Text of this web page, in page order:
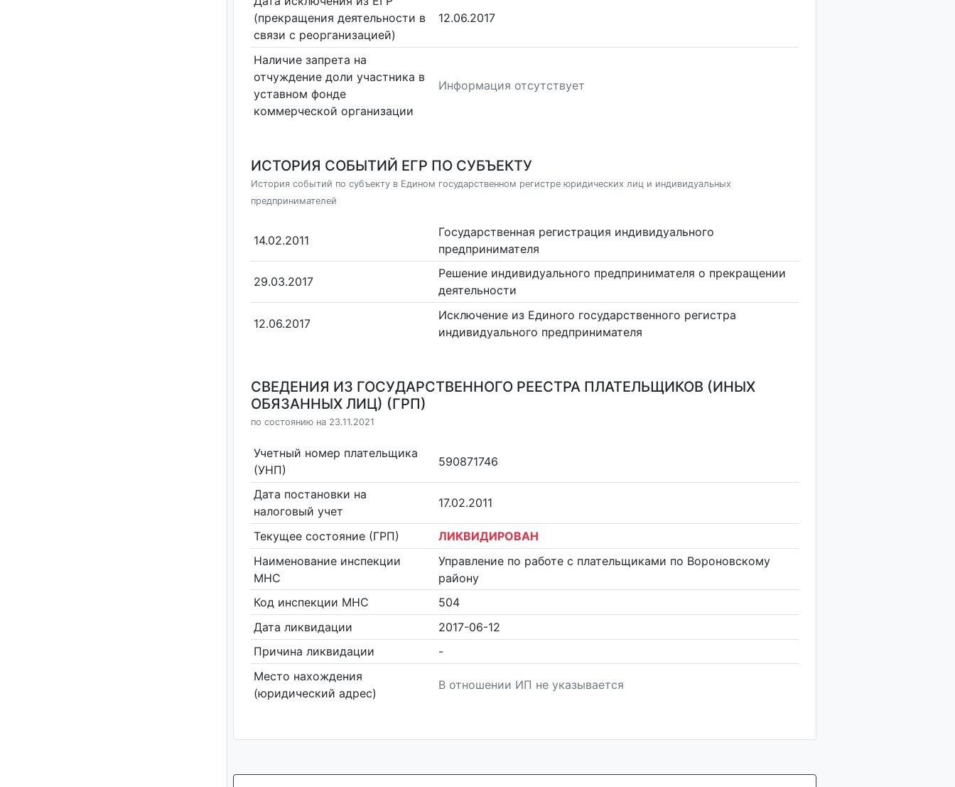
(прекращения деятельности в
связи с реорганизацией)
12.06.2017
Наличие запрета на
отчуждение доли участника в
уставном фонде
коммерческой организации
Информация отсутствует
ИСТОРИЯ СОБЫТИЙ ЕГР ПО СУБЪЕКТУ
История событий по субъекту в Едином государственном регистре юридических лиц и индивидуальных
предпринимателей
14.02.2011
Государственная регистрация индивидуального
предпринимателя
29.03.2017
Решение индивидуального предпринимателя о прекращении
деятельности
12.06.2017
Исключение из Единого государственного регистра
индивидуального предпринимателя
СВЕДЕНИЯ ИЗ ГОСУДАРСТВЕННОГО РЕЕСТРА ПЛАТЕЛЬЩИКОВ (ИНЫХ
ОБЯЗАННЫХ ЛИЦ) (ГРП)
по состоянию на 23.11.2021
Учетный номер плательщика
(УНП)
590871746
Дата постановки на
налоговый учет
17.02.2011
Текущее состояние (ГРП)
ЛИКВИДИРОВАН
Наименование инспекции
МНС
Управление по работе с плательщиками по Вороновскому
району
Код инспекции МНС
504
Дата ликвидации
2017-06-12
Причина ликвидации
-
Место нахождения
(юридический адрес)
В отношении ИП не указывается